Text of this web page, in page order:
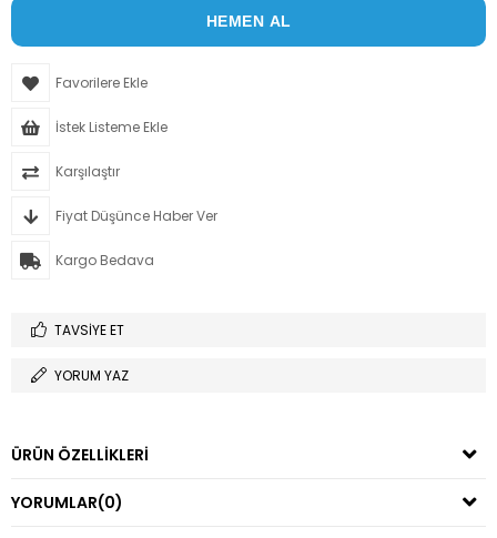
Favorilere Ekle
İstek Listeme Ekle
Karşılaştır
Fiyat Düşünce Haber Ver
Kargo Bedava
TAVSIYE ET
YORUM YAZ
ÜRÜN ÖZELLIKLERI
YORUMLAR(0)